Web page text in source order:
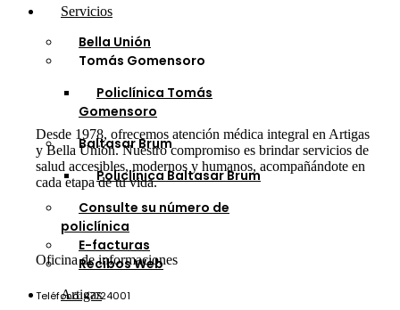
Servicios
Bella Unión
Tomás Gomensoro
Policlínica Tomás
Gomensoro
Baltasar Brum
Policlínica Baltasar Brum
Consulte su número de
policlínica
E-facturas
Recibos Web
Artigas
Desde 1978, ofrecemos atención médica integral en Artigas
y Bella Unión. Nuestro compromiso es brindar servicios de
salud accesibles, modernos y humanos, acompañándote en
cada etapa de tu vida.
Oficina de informaciones
Teléfono: 47724001